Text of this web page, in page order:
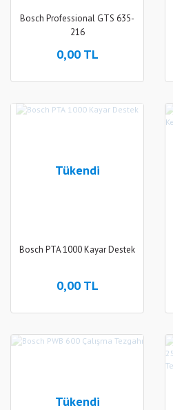
Bosch Professional GTS 635-
216
0,00 TL
Tükendi
Bosch PTA 1000 Kayar Destek
0,00 TL
Tükendi